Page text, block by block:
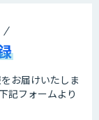
お届けいたしま
記フォームより